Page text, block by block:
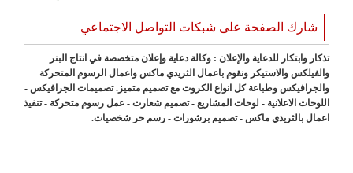
شارك الصفحة على شبكات التواصل الاجتماعي
تذكار وابتكار للدعاية والإعلان : وكالة دعاية وإعلان متخصصة في انتاج البنر
والفيلكس والاستيكر ونقوم باعمال الثريدي ماكس واعمال الرسوم المتحركة
والجرافيكس وطباعة كل انواع الكروت مع تصميم متميز. تصميمات الجرافيكس -
اللوحات الاعلانية - لوحات المشاريع - تصميم شعارت - عمل رسوم متحركة - تنفيذ
اعمال بالثريدي ماكس - تصميم برشورات - رسم حر شخصيات.